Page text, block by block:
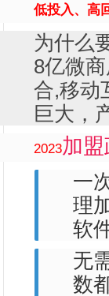
低投入、高
为什么
8亿微
合,移动
巨大，
2023加
一
理
软
无
数